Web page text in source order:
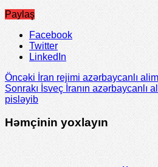
Paylaş
Facebook
Twitter
LinkedIn
Öncəki İran rejimi azərbaycanlı
Sonrakıİsveç İranın azərbaycanlı
pisləyib
Həmçinin yoxlayın